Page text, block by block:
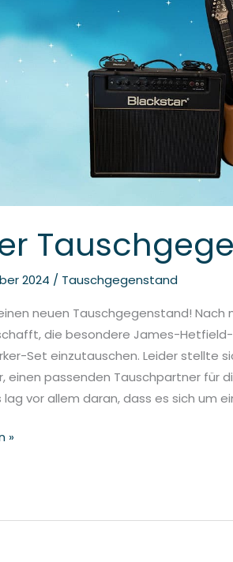
2024 / Tauschgegenstand
neuen Tauschgegenstand! Nach
die besondere James-
Set einzutauschen. Leider stellte
einen passenden Tauschpartner für
lag vor allem daran, dass es sich um
»